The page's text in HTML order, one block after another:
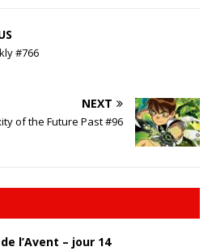
#766
NEXT
of the Future Past #96
l’Avent – jour 14